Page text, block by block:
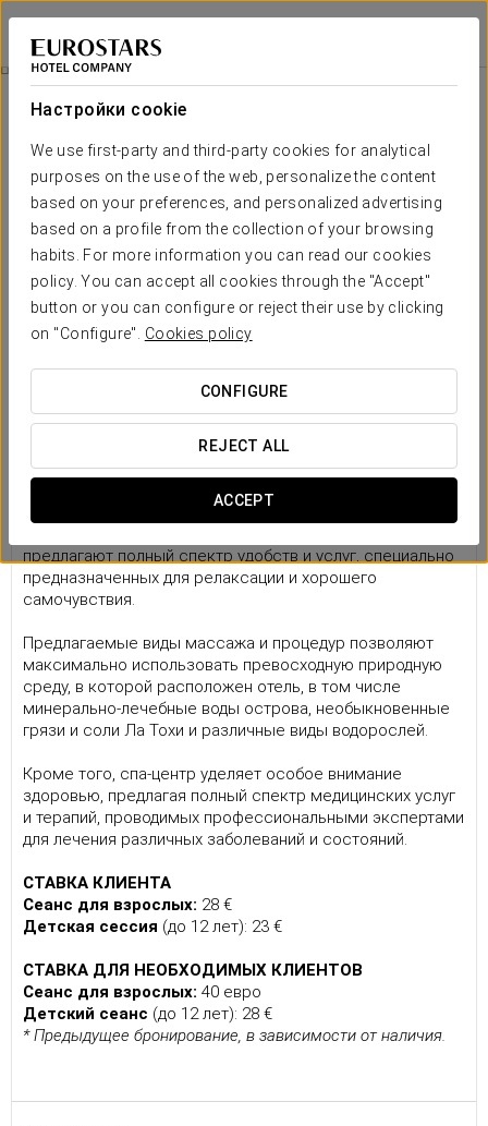
Настройки cookie
We use first-party and third-party cookies for analytical
purposes on the use of the web, personalize the content
based on your preferences, and personalized advertising
based on a profile from the collection of your browsing
habits. For more information you can read our cookies
policy. You can accept all cookies through the "Accept"
button or you can configure or reject their use by clicking
on "Configure". Cookies policy
CONFIGURE
REJECT ALL
ACCEPT
Eurostars Gran Hotel La Toja
ПОНТЕВЕДРА - О-ГРОВЕ
Бальнео И Термальный Клуб
Наша бальнеолечебница
предлагают полный спектр удобств и услуг, специально
предназначенных для релаксации и хорошего
самочувствия.
Предлагаемые виды массажа и процедур позволяют
максимально использовать превосходную природную
среду, в которой расположен отель, в том числе
минерально-лечебные воды острова, необыкновенные
грязи и соли Ла Тохи и различные виды водорослей.
Кроме того, спа-центр уделяет особое внимание
здоровью, предлагая полный спектр медицинских услуг
и терапий, проводимых профессиональными экспертами
для лечения различных заболеваний и состояний.
СТАВКА КЛИЕНТА
Сеанс для взрослых: 28 €
Детская сессия (до 12 лет): 23 €
СТАВКА ДЛЯ НЕОБХОДИМЫХ КЛИЕНТОВ
Сеанс для взрослых: 40 евро
Детский сеанс (до 12 лет): 28 €
* Предыдущее бронирование, в зависимости от наличия.